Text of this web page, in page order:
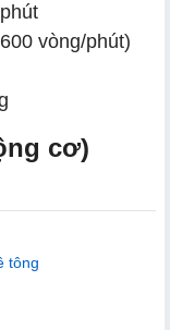
vòng/phút)
cơ)
tông